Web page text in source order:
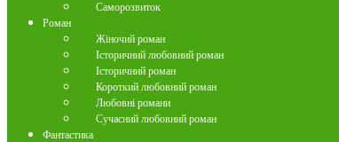
Саморозвиток
Роман
Жіночий роман
Історичний любовний роман
Історичний роман
Короткий любовний роман
Любовні романи
Сучасний любовний роман
Фантастика